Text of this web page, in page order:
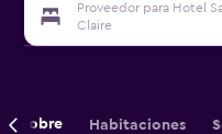
Proveedor para Hotel
Claire
Sobre Habitaciones